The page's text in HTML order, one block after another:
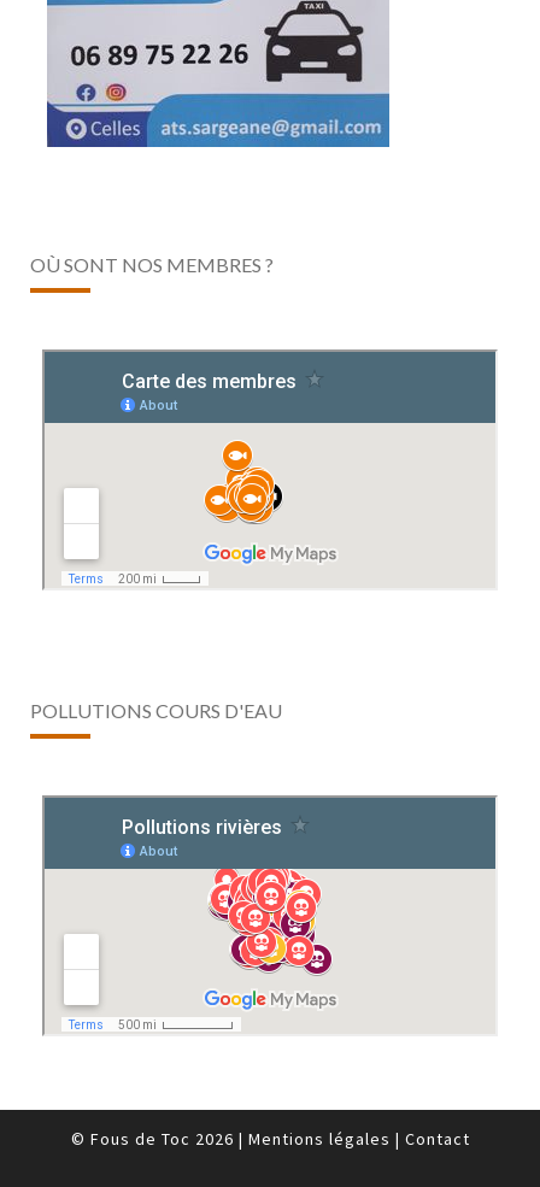
OÙ SONT NOS MEMBRES ?
POLLUTIONS COURS D'EAU
© Fous de Toc 2026 | Mentions légales | Contact